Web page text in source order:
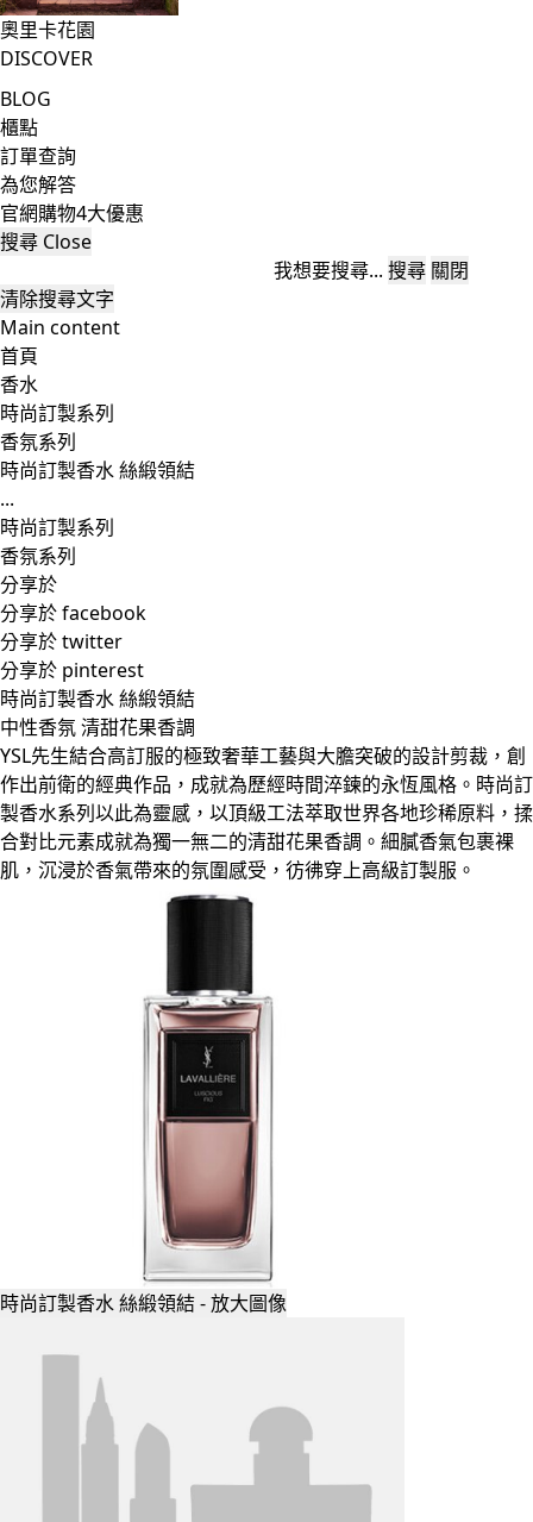
奧里卡花園
DISCOVER
BLOG
櫃點
訂單查詢
為您解答
官網購物4大優惠
搜尋 Close
我想要搜尋... 搜尋 關閉
清除搜尋文字
Main content
首頁
香水
時尚訂製系列
香氛系列
時尚訂製香水 絲緞領結
...
時尚訂製系列
香氛系列
分享於
分享於 facebook
分享於 twitter
分享於 pinterest
時尚訂製香水 絲緞領結
中性香氛 清甜花果香調
YSL先生結合高訂服的極致奢華工藝與大膽突破的設計剪裁，創
作出前衛的經典作品，成就為歷經時間淬鍊的永恆風格。時尚訂
製香水系列以此為靈感，以頂級工法萃取世界各地珍稀原料，揉
合對比元素成就為獨一無二的清甜花果香調。細膩香氣包裹裸
肌，沉浸於香氣帶來的氛圍感受，彷彿穿上高級訂製服。
時尚訂製香水 絲緞領結 - 放大圖像